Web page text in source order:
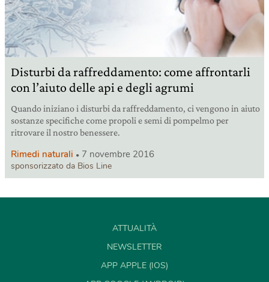
Disturbi da raffreddamento: come affrontarli
con l’aiuto delle api e degli agrumi
Quando iniziano i disturbi da raffreddamento, ci vengono in aiuto
sostanze specifiche come propoli e semi di pompelmo per
ritrovare il nostro benessere.
Rimedi naturali 7 novembre 2016
sponsorizzato da Bios Line
ATTUALITÀ
NEWSLETTER
APP APPLE (IOS)